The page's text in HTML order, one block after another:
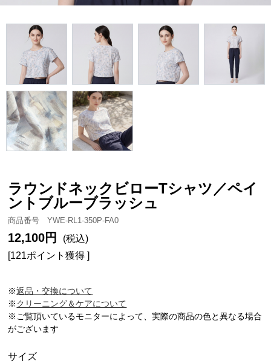
ラウンドネックビローTシャツ／ペイ
ントブルーブラッシュ
商品番号 YWE-RL1-350P-FA0
12,100円
(税込)
[121ポイント獲得 ]
※返品・交換について
※クリーニング＆ケアについて
※ご覧頂いているモニターによって、実際の商品の色と異なる場合
がございます
サイズ